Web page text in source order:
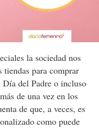
la sociedad nos
tiendas para comprar
Día del Padre o incluso
de una vez en los
de que, a veces, es
como puede